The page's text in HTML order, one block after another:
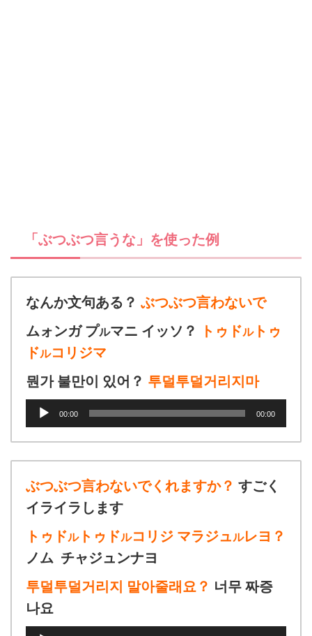
「ぶつぶつ言うな」を使った例
なんか文句ある？ ぶつぶつ言わないで
ムォンガ プルマニ イッソ？ トゥドルトゥ
ドルコリジマ
뭔가 불만이 있어？ 투덜투덜거리지마
ヤ
00:00 00:00
ぶつぶつ言わないでくれますか？ すごく
イライラします
トゥドルトゥドルコリジ マラジュルレヨ？
ノム チャジュンナヨ
투덜투덜거리지 말아줄래요？ 너무 짜증
나요